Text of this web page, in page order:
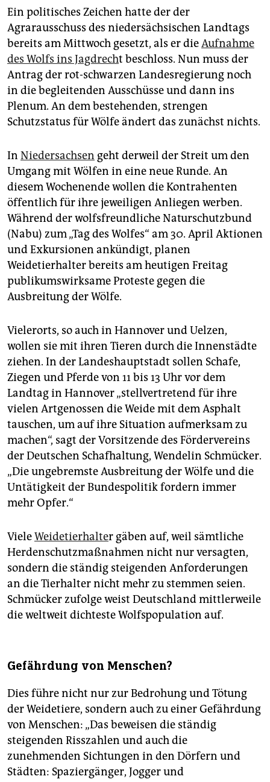
abo
genossenschaft
epaper login
Ein politisches Zeichen hatte der der
Agrarausschuss des niedersächsischen Landtags
bereits am Mittwoch gesetzt, als er dieAufnahme
des Wolfs ins Jagdrecht beschloss. Nun muss der
Antrag der rot-schwarzen Landesregierung noch
in die begleitenden Ausschüsse und dann ins
Plenum. An dem bestehenden, strengen
Schutzstatus für Wölfe ändert das zunächst nichts.
In Niedersachsen geht derweil der Streit um den
Umgang mit Wölfen in eine neue Runde. An
diesem Wochenende wollen die Kontrahenten
öffentlich für ihre jeweiligen Anliegen werben.
Während der wolfsfreundliche Naturschutzbund
(Nabu) zum „Tag des Wolfes“ am 30. April Aktionen
und Exkursionen ankündigt, planen
Weidetierhalter bereits am heutigen Freitag
publikumswirksame Proteste gegen die
Ausbreitung der Wölfe.
Vielerorts, so auch in Hannover und Uelzen,
wollen sie mit ihren Tieren durch die Innenstädte
ziehen. In der Landeshauptstadt sollen Schafe,
Ziegen und Pferde von 11 bis 13 Uhr vor dem
Landtag in Hannover „stellvertretend für ihre
vielen Artgenossen die Weide mit dem Asphalt
tauschen, um auf ihre Situation aufmerksam zu
machen“, sagt der Vorsitzende des Fördervereins
der Deutschen Schafhaltung, Wendelin Schmücker.
„Die ungebremste Ausbreitung der Wölfe und die
Untätigkeit der Bundespolitik fordern immer
mehr Opfer.“
VieleWeidetierhalter gäben auf, weil sämtliche
Herdenschutzmaßnahmen nicht nur versagten,
sondern die ständig steigenden Anforderungen
an die Tierhalter nicht mehr zu stemmen seien.
Schmücker zufolge weist Deutschland mittlerweile
die weltweit dichteste Wolfspopulation auf.
Gefährdung von Menschen?
Dies führe nicht nur zur Bedrohung und Tötung
der Weidetiere, sondern auch zu einer Gefährdung
von Menschen: „Das beweisen die ständig
steigenden Risszahlen und auch die
zunehmenden Sichtungen in den Dörfern und
Städten: Spaziergänger, Jogger und